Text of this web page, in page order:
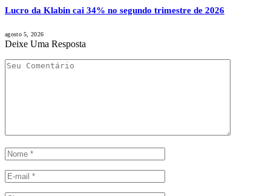
Lucro da Klabin cai 34% no segundo trimestre de 2026
agosto 5, 2026
Deixe Uma Resposta